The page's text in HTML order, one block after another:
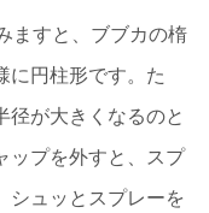
ますと、ブブカの楕
に円柱形です。た
径が大きくなるのと
ップを外すと、スプ
シュッとスプレーを